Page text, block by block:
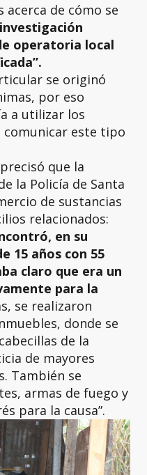
de cómo se
operatoria local
se originó
por eso
a utilizar los
comunicar este tipo
que la
la Policía de Santa
de sustancias
relacionados:
en su
15 años con 55
claro que era un
para la
se realizaron
donde se
de la
de mayores
También se
armas de fuego y
para la causa”.